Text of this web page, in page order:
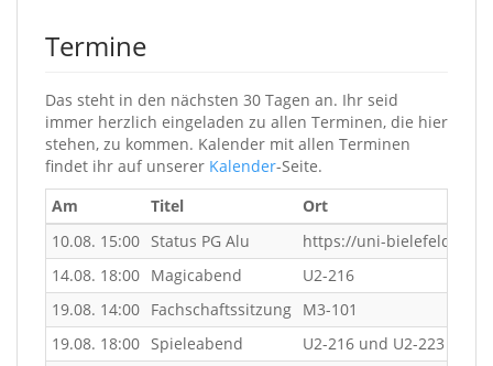
Termine
Das steht in den nächsten 30 Tagen an. Ihr seid
immer herzlich eingeladen zu allen Terminen, die hier
stehen, zu kommen. Kalender mit allen Terminen
findet ihr auf unserer Kalender-Seite.
Am
Titel
Ort
10.08. 15:00 Status PG Alu
https://uni-
14.08. 18:00 Magicabend
U2-216
19.08. 14:00 Fachschaftssitzung M3-101
19.08. 18:00 Spieleabend
U2-216 und U2-223